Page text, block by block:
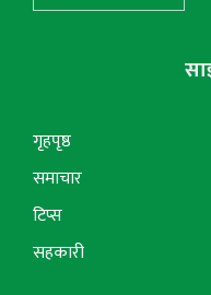
गृहपृष्ठ
समाचार
टिप्स
सहकारी